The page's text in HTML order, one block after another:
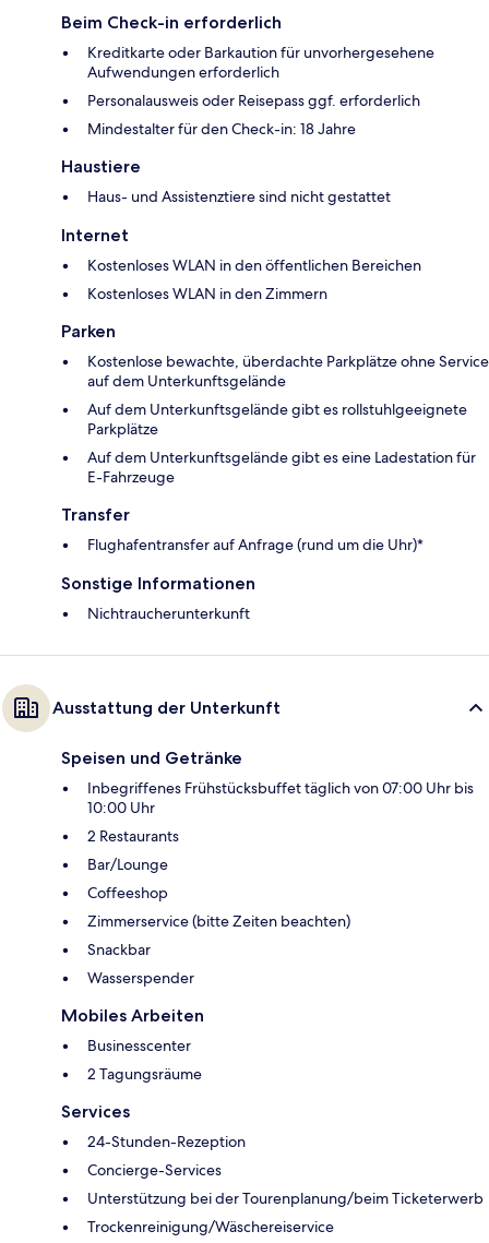
Beim Check-in erforderlich
Kreditkarte oder Barkaution für unvorhergesehene
Aufwendungen erforderlich
Personalausweis oder Reisepass ggf. erforderlich
Mindestalter für den Check-in: 18 Jahre
Haustiere
Haus- und Assistenztiere sind nicht gestattet
Internet
Kostenloses WLAN in den öffentlichen Bereichen
Kostenloses WLAN in den Zimmern
Parken
Kostenlose bewachte, überdachte Parkplätze ohne Service
auf dem Unterkunftsgelände
Auf dem Unterkunftsgelände gibt es rollstuhlgeeignete
Parkplätze
Auf dem Unterkunftsgelände gibt es eine Ladestation für
E-Fahrzeuge
Transfer
Flughafentransfer auf Anfrage (rund um die Uhr)*
Sonstige Informationen
Nichtraucherunterkunft
Ausstattung der Unterkunft
Speisen und Getränke
Inbegriffenes Frühstücksbuffet täglich von 07:00 Uhr bis
10:00 Uhr
2 Restaurants
Bar/Lounge
Coffeeshop
Zimmerservice (bitte Zeiten beachten)
Snackbar
Wasserspender
Mobiles Arbeiten
Businesscenter
2 Tagungsräume
Services
24-Stunden-Rezeption
Concierge-Services
Unterstützung bei der Tourenplanung/beim Ticketerwerb
Trockenreinigung/Wäschereiservice